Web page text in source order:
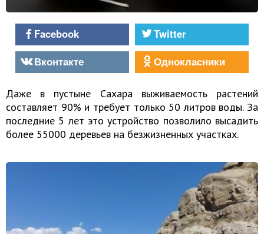
Facebook
Twitter
Вконтакте
Однокласники
Даже в пустыне Сахара выживаемость растений
составляет 90% и требует только 50 литров воды. За
последние 5 лет это устройство позволило высадить
более 55000 деревьев на безжизненных участках.